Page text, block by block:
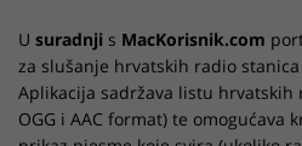
U suradnji s MacKorisnik.com
za slušanje hrvatskih radio
Aplikacija sadržava listu hrvatskih
OGG i AAC format) te omogućava